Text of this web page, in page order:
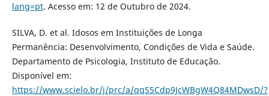
lang=pt. Acesso em: 12 de Outubro de 2024.
SILVA, D. et al. Idosos em Instituições de Longa
Permanência: Desenvolvimento, Condições de Vida e Saúde.
Departamento de Psicologia, Instituto de Educação.
Disponível em:
https://www.scielo.br/j/prc/a/qqS5Cdp9JcWBgW4Q84MDwsD/?